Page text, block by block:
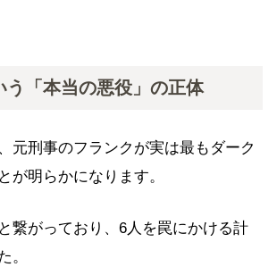
う「本当の悪役」の正体
元刑事のフランクが実は最もダーク
が明らかになります。
繋がっており、6人を罠にかける計
。